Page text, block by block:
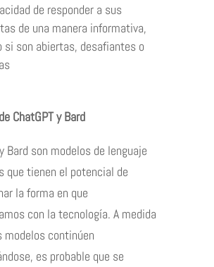
de responder a sus
de una manera informativa,
si son abiertas, desafiantes o
ChatGPT y Bard
Bard son modelos de lenguaje
que tienen el potencial de
la forma en que
con la tecnología. A medida
modelos continúen
es probable que se